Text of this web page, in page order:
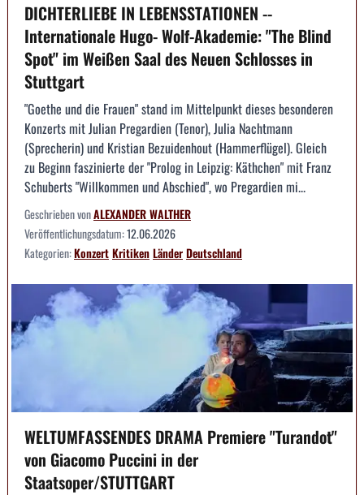
DICHTERLIEBE IN LEBENSSTATIONEN --
Internationale Hugo- Wolf-Akademie: "The Blind
Spot" im Weißen Saal des Neuen Schlosses in
Stuttgart
"Goethe und die Frauen" stand im Mittelpunkt dieses besonderen
Konzerts mit Julian Pregardien (Tenor), Julia Nachtmann
(Sprecherin) und Kristian Bezuidenhout (Hammerflügel). Gleich
zu Beginn faszinierte der "Prolog in Leipzig: Käthchen" mit Franz
Schuberts "Willkommen und Abschied", wo Pregardien mi...
Geschrieben vonALEXANDER WALTHER
Veröffentlichungsdatum:12.06.2026
Kategorien:KonzertKritikenLänderDeutschland
WELTUMFASSENDES DRAMA Premiere "Turandot"
von Giacomo Puccini in der
Staatsoper/STUTTGART